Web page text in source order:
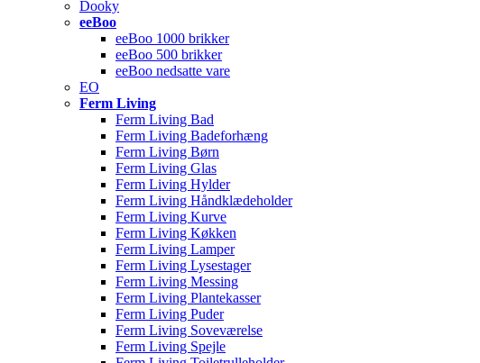
Dooky
eeBoo
eeBoo 1000 brikker
eeBoo 500 brikker
eeBoo nedsatte vare
EO
Ferm Living
Ferm Living Bad
Ferm Living Badeforhæng
Ferm Living Børn
Ferm Living Glas
Ferm Living Hylder
Ferm Living Håndklædeholder
Ferm Living Kurve
Ferm Living Køkken
Ferm Living Lamper
Ferm Living Lysestager
Ferm Living Messing
Ferm Living Plantekasser
Ferm Living Puder
Ferm Living Soveværelse
Ferm Living Spejle